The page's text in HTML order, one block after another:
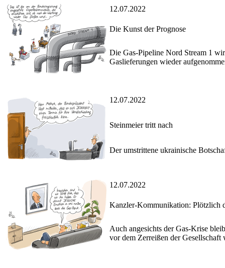
12.07.2022
Die Kunst der Prognose
Die Gas-Pipeline Nord Stream 1
Gaslieferungen wieder
12.07.2022
Steinmeier tritt nach
Der umstrittene ukrainische
12.07.2022
Kanzler-Kommunikation: Plötzlich
Auch angesichts der Gas-Krise
vor dem Zerreißen der Gesellschaft